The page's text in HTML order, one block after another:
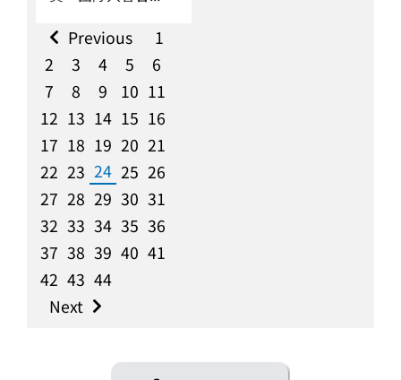
Previous
1
2
3 4 5
6
7
8 9 10 11
12 13 14 15 16
17 18 19 20 21
22 23 24 25 26
27 28 29 30 31
32 33 34 35 36
37 38 39 40 41
42 43 44
Next